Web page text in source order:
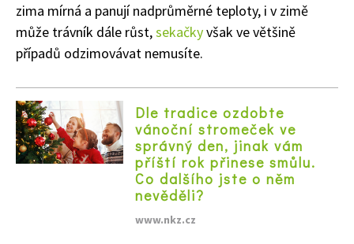
zima mírná a panují nadprůměrné teploty, i v zimě
může trávník dále růst,sekačkyvšak ve většině
případů odzimovávat nemusíte.
Dle tradice ozdobte
vánoční stromeček ve
správný den, jinak vám
příští rok přinese smůlu.
Co dalšího jste o něm
nevěděli?
www.nkz.cz